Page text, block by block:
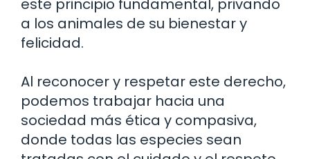
este principio fundamental, privando
a los animales de su bienestar y
felicidad.
Al reconocer y respetar este derecho,
podemos trabajar hacia una
sociedad más ética y compasiva,
donde todas las especies sean